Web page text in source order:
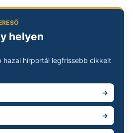
helyen
hazai hírportál legfrissebb cikkeit
→
→